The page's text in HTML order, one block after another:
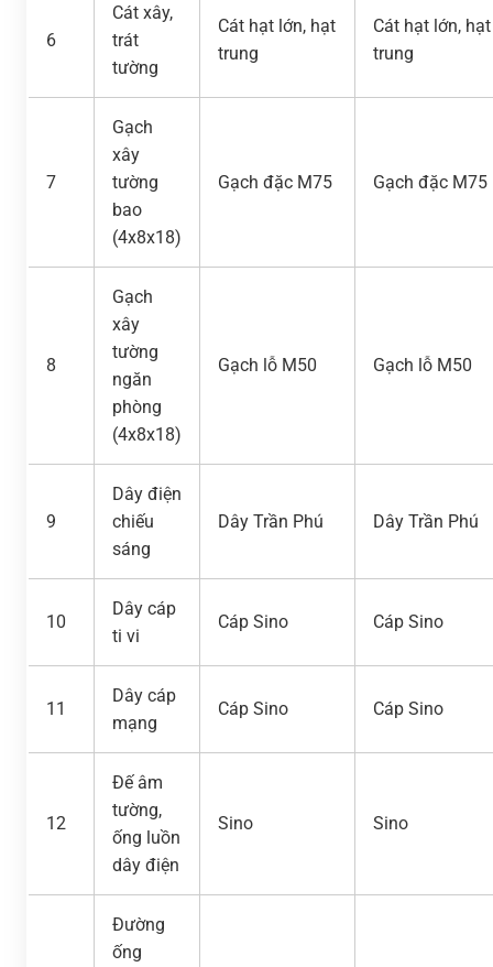
6
Cát xây,
trát
tường
Cát hạt lớn, hạt
trung
Cát hạt lớn, hạt
trung
7
Gạch
xây
tường
bao
(4x8x18)
Gạch đặc M75 Gạch đặc M75
8
Gạch
xây
tường
ngăn
phòng
(4x8x18)
Gạch lỗ M50 Gạch lỗ M50
9
Dây điện
chiếu
sáng
Dây Trần Phú Dây Trần Phú
10
Dây cáp
ti vi
Cáp Sino Cáp Sino
11
Dây cáp
mạng
Cáp Sino Cáp Sino
12
Đế âm
tường,
ống luồn
dây điện
Sino Sino
Đường
ống